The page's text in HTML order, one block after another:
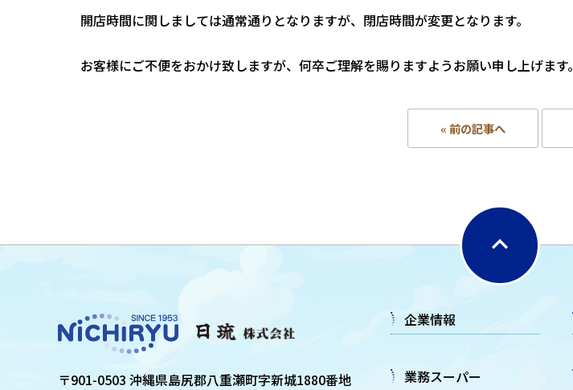
開店時間に関しましては通常通りとなりますが、閉店時間が変更となります。
お客様にご不便をおかけ致しますが、何卒ご理解を賜りますようお願い申し上げます。
« 前の記事へ
〒901-0503 沖縄県島尻郡八重瀬町字新城1880番地
企業情報
業務スーパー